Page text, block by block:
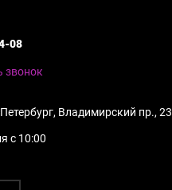
08
звонок
Владимирский пр., 23
с 10:00